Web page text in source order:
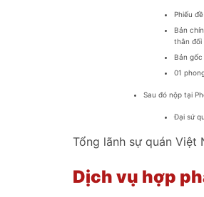
Phiếu
Bản
thân đối
Bản
01
Sau đó nộp tại
Đại sứ
Tổng lãnh sự quán Việt
Dịch vụ hợp